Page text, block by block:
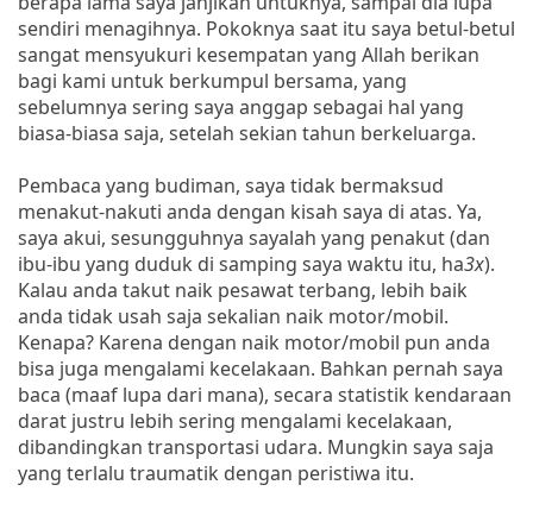
sendiri menagihnya. Pokoknya saat itu saya betul-betul
sangat mensyukuri kesempatan yang Allah berikan
bagi kami untuk berkumpul bersama, yang
sebelumnya sering saya anggap sebagai hal yang
biasa-biasa saja, setelah sekian tahun berkeluarga.
Pembaca yang budiman, saya tidak bermaksud
menakut-nakuti anda dengan kisah saya di atas. Ya,
saya akui, sesungguhnya sayalah yang penakut (dan
ibu-ibu yang duduk di samping saya waktu itu, ha3x).
Kalau anda takut naik pesawat terbang, lebih baik
anda tidak usah saja sekalian naik motor/mobil.
Kenapa? Karena dengan naik motor/mobil pun anda
bisa juga mengalami kecelakaan. Bahkan pernah saya
baca (maaf lupa dari mana), secara statistik kendaraan
darat justru lebih sering mengalami kecelakaan,
dibandingkan transportasi udara. Mungkin saya saja
yang terlalu traumatik dengan peristiwa itu.